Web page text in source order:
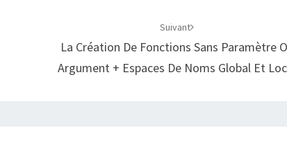
Suivant
La Création De Fonctions Sans Paramètre
Argument + Espaces De Noms Global Et